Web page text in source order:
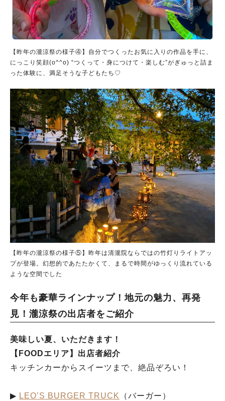
【昨年の瀧涼祭の様子④】自分でつくったお気に入りの作品を手に、
にっこり笑顔(o^^o) “つくって・身につけて・楽しむ”がぎゅっと詰ま
った体験に、満足そうな子どもたち♡
【昨年の瀧涼祭の様子⑤】昨年は清瀧院ならではの竹灯りライトアッ
プが登場。幻想的であたたかくて、まるで時間がゆっくり流れている
ような空間でした
今年も豪華ラインナップ！地元の魅力、再発
見！瀧涼祭の出店者をご紹介
美味しい夏、いただきます！
【FOODエリア】出店者紹介
キッチンカーからスイーツまで、絶品ぞろい！
▶︎ LEO’S BURGER TRUCK （バーガー）